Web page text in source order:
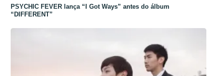
PSYCHIC FEVER lança “I Got Ways” antes do álbum
“DIFFERENT”